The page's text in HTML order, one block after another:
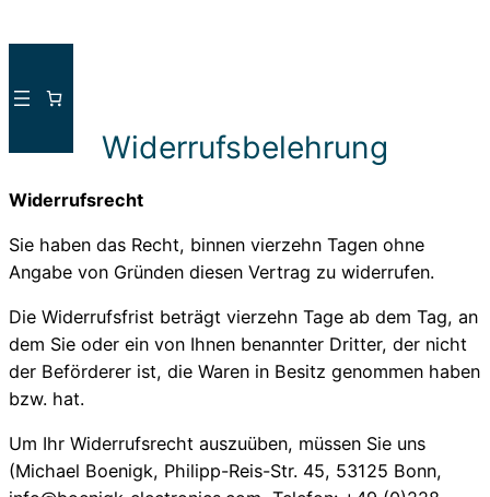
Inhalt
Widerrufsbelehrung
Widerrufsrecht
Sie haben das Recht, binnen vierzehn Tagen ohne
Angabe von Gründen diesen Vertrag zu widerrufen.
Die Widerrufsfrist beträgt vierzehn Tage ab dem Tag, an
dem Sie oder ein von Ihnen benannter Dritter, der nicht
der Beförderer ist, die Waren in Besitz genommen haben
bzw. hat.
Um Ihr Widerrufsrecht auszuüben, müssen Sie uns
(Michael Boenigk, Philipp-Reis-Str. 45, 53125 Bonn,